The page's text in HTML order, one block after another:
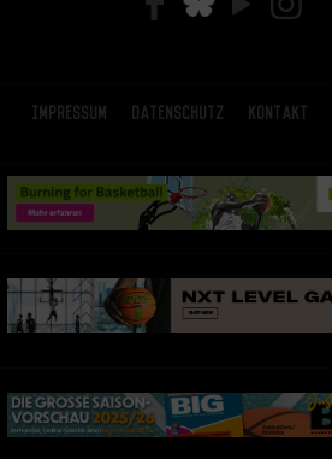
Impressum Datenschutz Kontakt